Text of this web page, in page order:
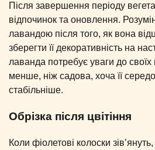
Після завершення періоду
відпочинок та оновлення.
лавандою після того, як вона
зберегти її декоративність на
лаванда потребує уваги до своїх
менше, ніж садова, хоча її
стабільніше.
Обрізка після цвітіння
Коли фіолетові колоски